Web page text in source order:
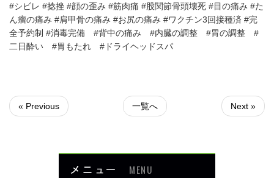
#シビレ #捻挫 #顔の歪み #筋肉痛 #股関節骨頭壊死 #目の痛み #た
ん瘤の痛み #肩甲骨の痛み #お尻の痛み #ワクチン3回接種済 #完
全予約制 #消毒完備 #背中の痛み #内臓の調整 #胃の調整 #
二日酔い #胃もたれ #ドライヘッドスパ
« Previous 一覧へ Next »
メニュー MENU